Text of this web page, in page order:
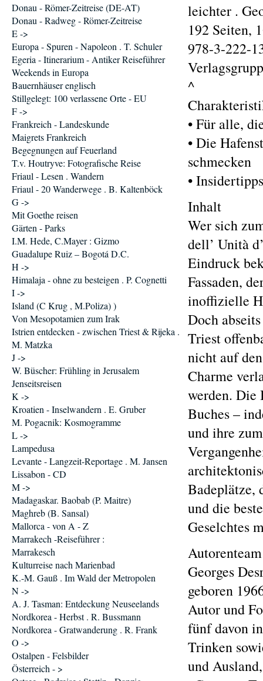
leichter .
192 Seiten,
978-3-222-
^
• Für alle,
• Die
schmecken
•
Inhalt
Wer sich
dell’ Unità
Eindruck
Fassaden,
inoffizielle
Doch
Triest
nicht auf
Charme
werden. Die
Buches –
und ihre
Badeplätze,
und die
Geselchtes
Autorenteam
Georges
geboren
Autor und
fünf davon
Trinken
und
Donau - Römer-Zeitreise (DE-AT)
Donau - Radweg - Römer-Zeitreise
E ->
Europa - Spuren - Napoleon . T. Schuler
Egeria - Itinerarium - Antiker Reiseführer
Weekends in Europa
Bauernhäuser englisch
Stillgelegt: 100 verlassene Orte - EU
F ->
Frankreich - Landeskunde
Maigrets Frankreich
Begegnungen auf Feuerland
T.v. Houtryve: Fotografische Reise
Friaul - Lesen . Wandern
Friaul - 20 Wanderwege . B. Kaltenböck
G ->
Mit Goethe reisen
Gärten - Parks
I.M. Hede, C.Mayer : Gizmo
Guadalupe Ruiz – Bogotá D.C.
H ->
Himalaja - ohne zu besteigen . P. Cognetti
I ->
Island (C Krug , M.Poliza) )
Von Mesopotamien zum Irak
Istrien entdecken - zwischen Triest & Rijeka .
M. Matzka
J ->
W. Büscher: Frühling in Jerusalem
Jenseitsreisen
K ->
Kroatien - Inselwandern . E. Gruber
M. Pogacnik: Kosmogramme
L ->
Lampedusa
Levante - Langzeit-Reportage . M. Jansen
Lissabon - CD
M ->
Madagaskar. Baobab (P. Maitre)
Maghreb (B. Sansal)
Mallorca - von A - Z
Marrakech -Reiseführer :
Marrakesch
Kulturreise nach Marienbad
K.-M. Gauß . Im Wald der Metropolen
N ->
A. J. Tasman: Entdeckung Neuseelands
Nordkorea - Herbst . R. Bussmann
Nordkorea - Gratwanderung . R. Frank
O ->
Ostalpen - Felsbilder
Österreich - >